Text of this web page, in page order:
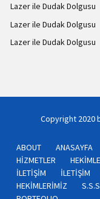
Lazer ile Dudak Dolgusu
Lazer ile Dudak Dolgusu
Lazer ile Dudak Dolgusu
Copyright 2020
ABOUT ANASAYFA
HİZMETLER
İLETİŞİM
İLETİŞİM
HEKİMLERİMİZ
S.S.S